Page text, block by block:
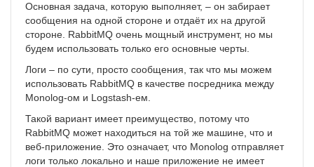
Основная задача, которую выполняет, – он забирает
сообщения на одной стороне и отдаёт их на другой
стороне. RabbitMQ очень мощный инструмент, но мы
будем использовать только его основные черты.
Логи – по сути, просто сообщения, так что мы можем
использовать RabbitMQ в качестве посредника между
Monolog-ом и Logstash-ем.
Такой вариант имеет преимущество, потому что
RabbitMQ может находиться на той же машине, что и
веб-приложение. Это означает, что Monolog отправляет
логи только локально и наше приложение не имеет